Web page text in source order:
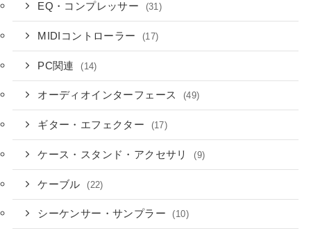
EQ・コンプレッサー (31)
MIDIコントローラー (17)
PC関連 (14)
オーディオインターフェース (49)
ギター・エフェクター (17)
ケース・スタンド・アクセサリ (9)
ケーブル (22)
シーケンサー・サンプラー (10)